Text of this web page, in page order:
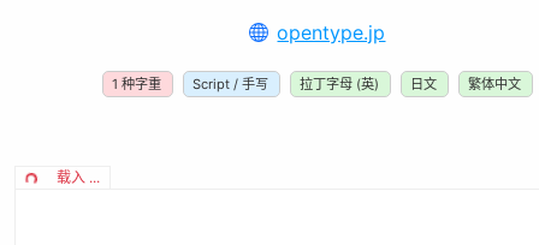
opentype.jp
1 种字重 Script / 手写 拉丁字母 (英) 日文 繁体中文
载入 ...